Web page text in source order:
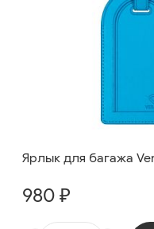
Ярлык для багажа
980 ₽